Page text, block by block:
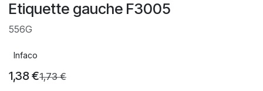
Etiquette gauche F3005
556G
Infaco
1,38€1,73€